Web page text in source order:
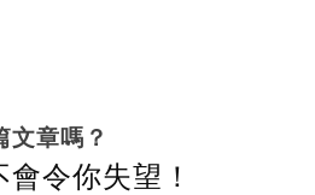
文章嗎？
令你失望！